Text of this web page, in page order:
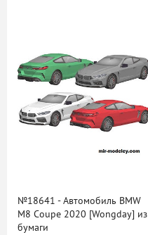
№18641 - Автомобиль BMW
M8 Coupe 2020 [Wongday] из
бумаги